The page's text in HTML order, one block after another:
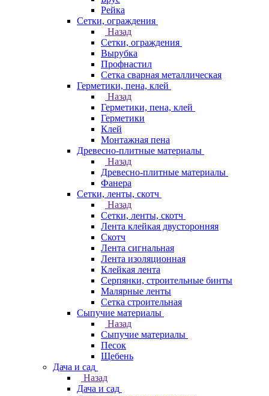
Рейка
Сетки, ограждения
Назад
Сетки, ограждения
Вырубка
Профнастил
Сетка сварная металлическая
Герметики, пена, клей
Назад
Герметики, пена, клей
Герметики
Клей
Монтажная пена
Древесно-плитные материалы
Назад
Древесно-плитные материалы
Фанера
Сетки, ленты, скотч
Назад
Сетки, ленты, скотч
Лента клейкая двусторонняя
Скотч
Лента сигнальная
Лента изоляционная
Клейкая лента
Серпянки, строительные бинты
Малярные ленты
Сетка строительная
Сыпучие материалы
Назад
Сыпучие материалы
Песок
Щебень
Дача и сад
Назад
Дача и сад